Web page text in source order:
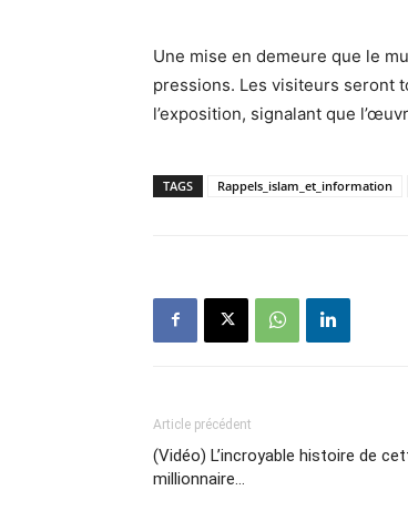
Une mise en demeure que le
pressions. Les visiteurs seront
l’exposition, signalant que
TAGS Rappels_islam_et_information
Article précédent
(Vidéo) L’incroyable histoire de
millionnaire…